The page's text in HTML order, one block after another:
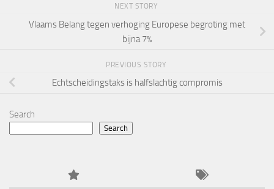
NEXT STORY
Vlaams Belang tegen verhoging Europese begroting met
bijna 7%
PREVIOUS STORY
Echtscheidingstaks is halfslachtig compromis
Search
Search